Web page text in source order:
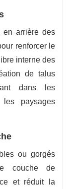
en arrière des
renforcer le
interne des
de talus
dans les
paysages
ou gorgés
couche de
et réduit la